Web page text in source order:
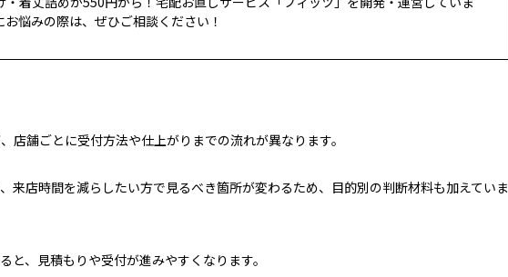
お悩みの際は、ぜひご相談ください！
店舗ごとに受付方法や仕上がりまでの流れが異なります。
来店時間を減らしたい方で見るべき箇所が変わるため、目的別の判断材料も加えていま
、見積もりや受付が進みやすくなります。